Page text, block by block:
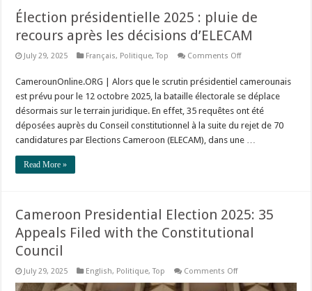
Élection présidentielle 2025 : pluie de
recours après les décisions d’ELECAM
July 29, 2025 Français, Politique,Top Comments Offon
2025
pluie
de
après
les
décisions
CamerounOnline.ORG | Alors que le scrutin présidentiel camerounais
est prévu pour le 12 octobre 2025, la bataille électorale se déplace
désormais sur le terrain juridique. En effet, 35 requêtes ont été
déposées auprès du Conseil constitutionnel à la suite du rejet de 70
candidatures par Elections Cameroon (ELECAM), dans une …
Read More »
Cameroon Presidential Election 2025: 35
Appeals Filed with the Constitutional
Council
July 29, 2025 English, Politique,Top Comments Offon
Presidential